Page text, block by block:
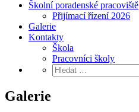
Školní poradenské pracoviště
Přijímací řízení 2026
Galerie
Kontakty
Škola
Pracovníci školy
Vyhledávání
Galerie